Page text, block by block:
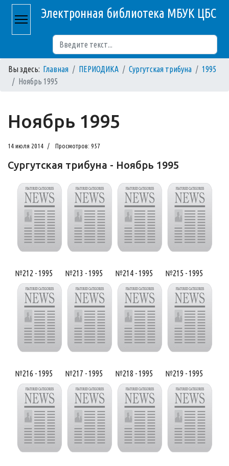
Электронная библиотека МБУК ЦБС
Вы здесь: Главная ПЕРИОДИКА Сургутская трибуна
1995
Ноябрь 1995
Ноябрь 1995
14 июля 2014 Просмотров: 957
Сургутская трибуна - Ноябрь 1995
№212 - 1995 №213 - 1995 №214 - 1995 №215 - 1995
№216 - 1995 №217 - 1995 №218 - 1995 №219 - 1995